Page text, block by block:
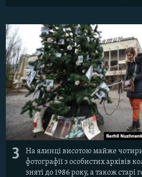
3
На ялинці висотою майже
фотографії з особистих архівів
зняті до 1986 року, а також старі